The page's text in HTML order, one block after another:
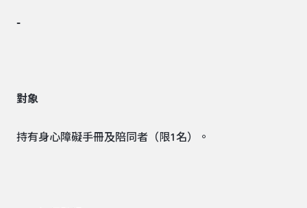
-
對象
持有身心障礙手冊及陪同者（限1名）。